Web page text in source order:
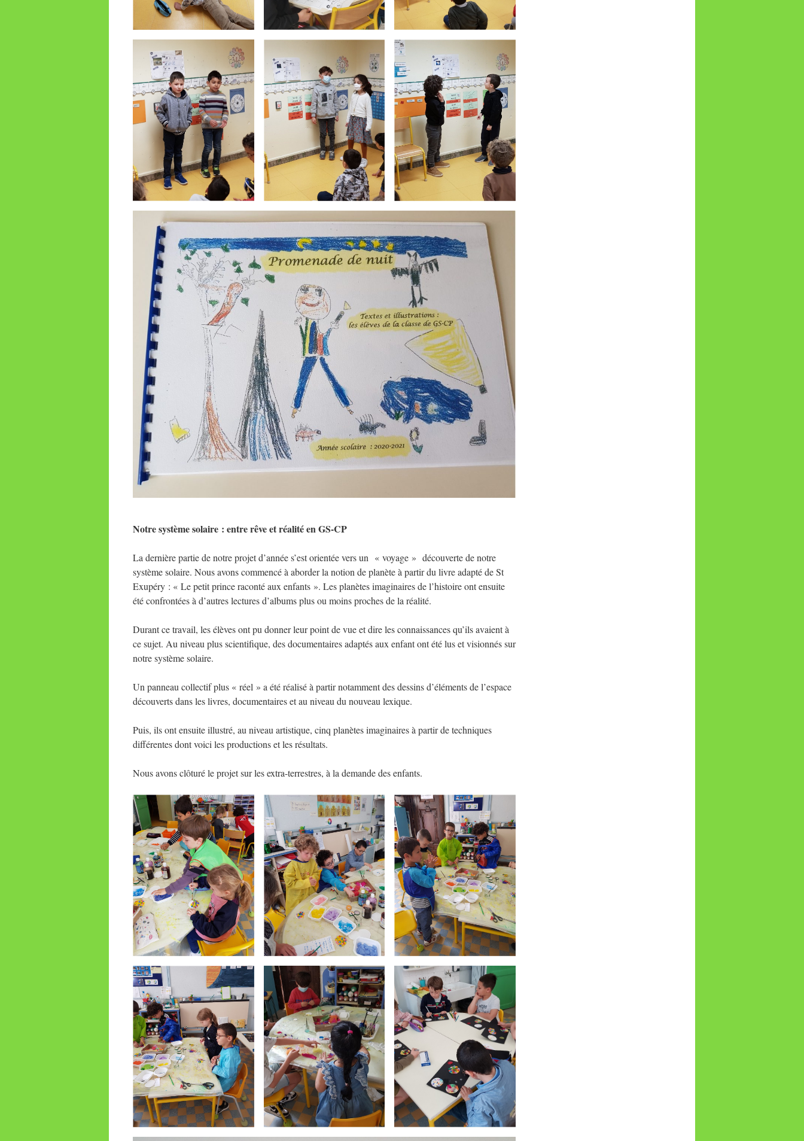
Notre système solaire : entre rêve et réalité en GS-CP
La dernière partie de notre projet d’année s’est orientée vers un « voyage » découverte de notre
système solaire. Nous avons commencé à aborder la notion de planète à partir du livre adapté de St
Exupéry : « Le petit prince raconté aux enfants ». Les planètes imaginaires de l’histoire ont ensuite
été confrontées à d’autres lectures d’albums plus ou moins proches de la réalité.
Durant ce travail, les élèves ont pu donner leur point de vue et dire les connaissances qu’ils avaient à
ce sujet. Au niveau plus scientifique, des documentaires adaptés aux enfant ont été lus et visionnés sur
notre système solaire.
Un panneau collectif plus « réel » a été réalisé à partir notamment des dessins d’éléments de l’espace
découverts dans les livres, documentaires et au niveau du nouveau lexique.
Puis, ils ont ensuite illustré, au niveau artistique, cinq planètes imaginaires à partir de techniques
différentes dont voici les productions et les résultats.
Nous avons clôturé le projet sur les extra-terrestres, à la demande des enfants.